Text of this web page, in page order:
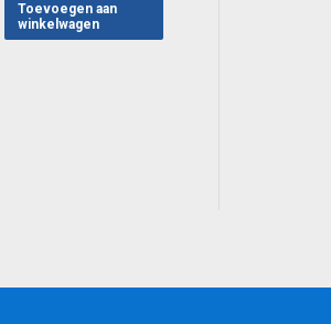
Toevoegen aan
winkelwagen